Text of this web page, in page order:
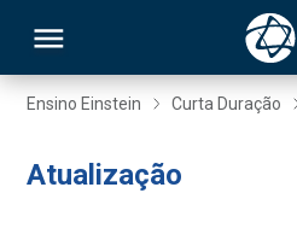
Ensino Einstein Curta Duração
Atualização